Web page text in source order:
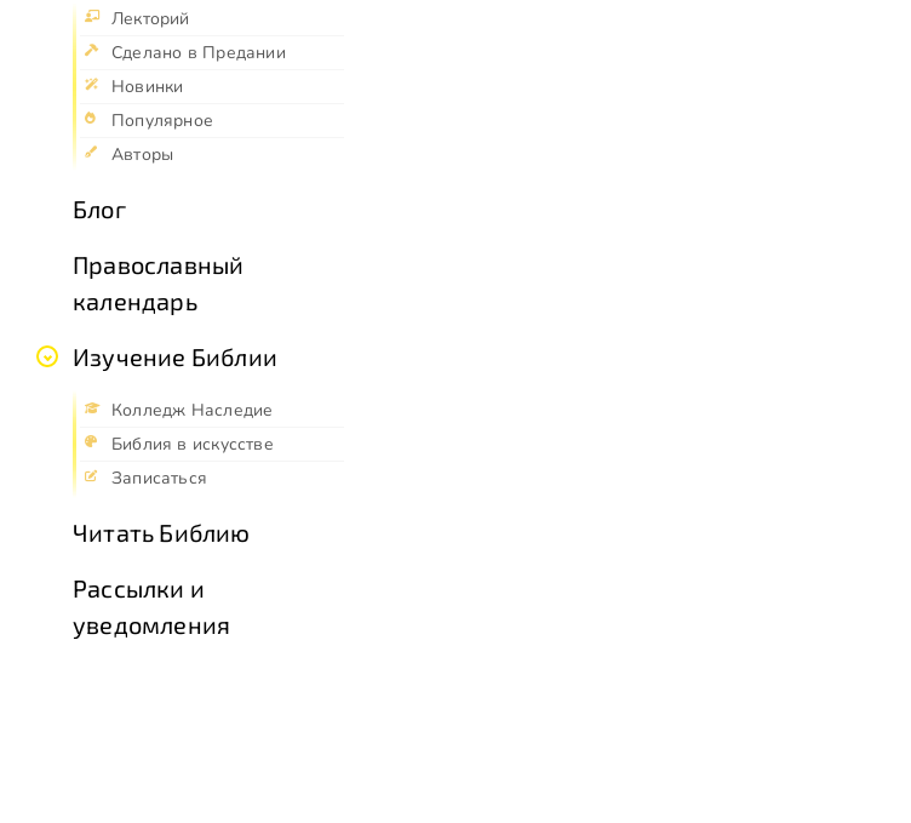
Лекторий
Сделано в Предании
Новинки
Популярное
Авторы
Блог
Православный
календарь
Изучение Библии
Колледж Наследие
Библия в искусстве
Записаться
Читать Библию
Рассылки и
уведомления